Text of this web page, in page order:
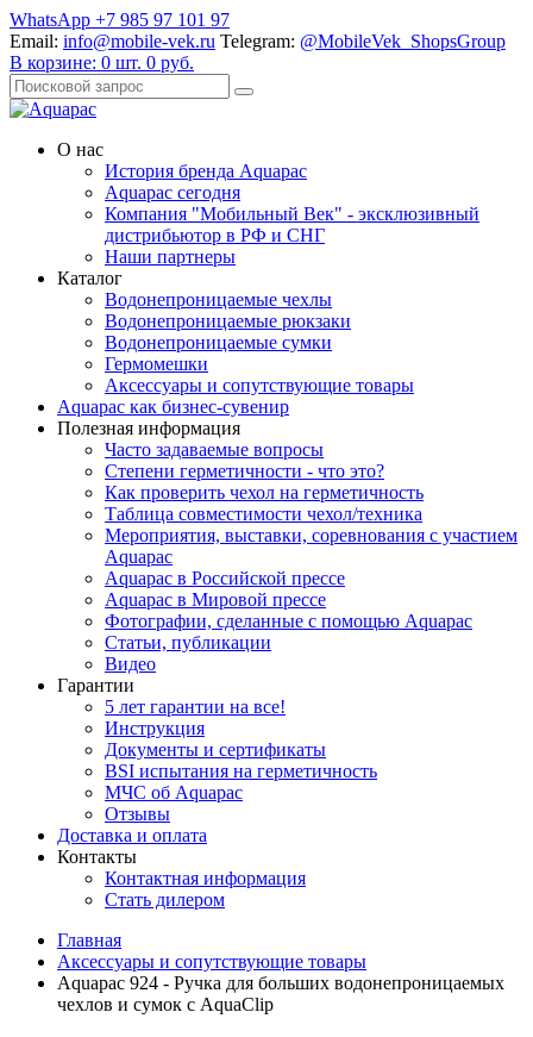
WhatsApp +7 985 97 101 97
Email: info@mobile-vek.ru Telegram: @MobileVek_ShopsGroup
В корзине: 0 шт. 0 руб.
О нас
История бренда Aquapac
Aquapac cегодня
Компания "Мобильный Век" - эксклюзивный
дистрибьютор в РФ и СНГ
Наши партнеры
Каталог
Водонепроницаемые чехлы
Водонепроницаемые рюкзаки
Водонепроницаемые сумки
Гермомешки
Аксессуары и сопутствующие товары
Aquapac как бизнес-сувенир
Полезная информация
Часто задаваемые вопросы
Степени герметичности - что это?
Как проверить чехол на герметичность
Таблица совместимости чехол/техника
Мероприятия, выставки, соревнования с участием
Aquapac
Aquapac в Российской прессе
Aquapac в Мировой прессе
Фотографии, сделанные с помощью Aquapac
Статьи, публикации
Видео
Гарантии
5 лет гарантии на все!
Инструкция
Документы и сертификаты
BSI испытания на герметичность
МЧС об Aquapac
Отзывы
Доставка и оплата
Контакты
Контактная информация
Стать дилером
Главная
Аксессуары и сопутствующие товары
Aquapac 924 - Ручка для больших водонепроницаемых
чехлов и сумок с AquaClip